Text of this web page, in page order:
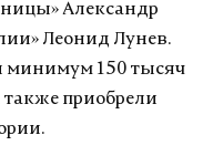
Александр
Леонид Лунев.
минимум 150 тысяч
приобрели